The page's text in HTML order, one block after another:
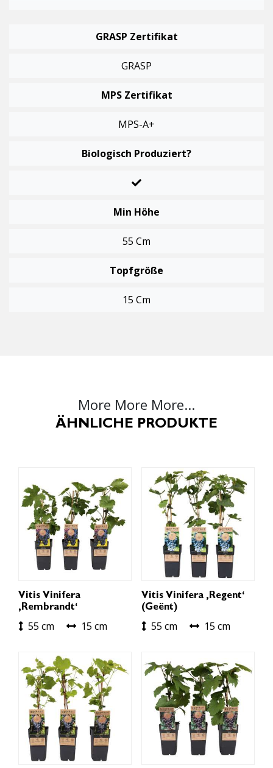
GRASP Zertifikat
GRASP
MPS Zertifikat
MPS-A+
Biologisch Produziert?
Min Höhe
55 Cm
Topfgröße
15 Cm
More More More...
ÄHNLICHE PRODUKTE
Vitis Vinifera
‚Rembrandt‘
55 cm 15 cm
Vitis Vinifera ‚Regent‘
(geënt)
55 cm 15 cm